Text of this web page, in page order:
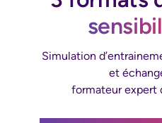
Simulation
et
formateur expert